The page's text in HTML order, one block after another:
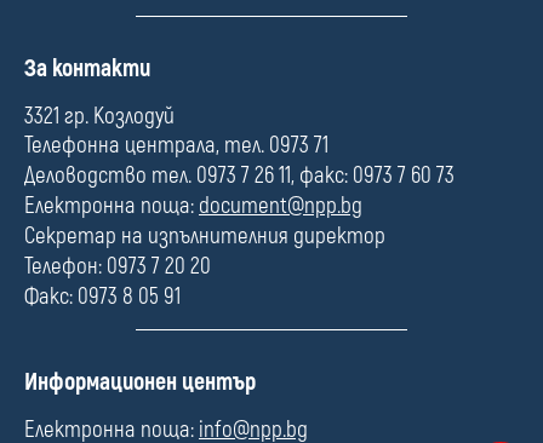
П
л
е
За контакти
3321 гр. Козлодуй
Телефонна централа, тел. 0973 71
Деловодство тел. 0973 7 26 11, факс: 0973 7 60 73
Електронна поща: document@npp.bg
Секретар на изпълнителния директор
Телефон: 0973 7 20 20
Факс: 0973 8 05 91
П
л
Информационен център
Електронна поща: info@npp.bg